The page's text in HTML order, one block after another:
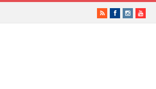
RSSFacebookInstagram
Vimeo